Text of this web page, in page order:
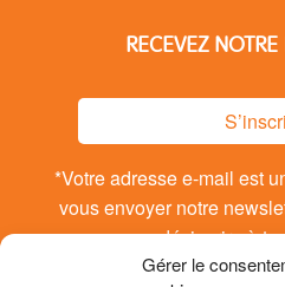
Gérer le
RECEVEZ NOTRE
*Votre adresse e-mail est
vous envoyer notre
désinsrire à